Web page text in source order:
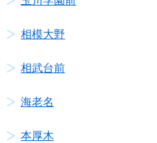
相模大野
相武台前
海老名
本厚木